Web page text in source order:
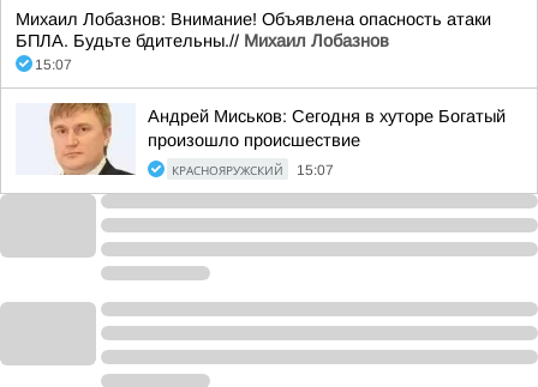
Михаил Лобазнов: Внимание! Объявлена опасность атаки
БПЛА. Будьте бдительны.// Михаил Лобазнов
15:07
Андрей Миськов: Сегодня в хуторе Богатый
произошло происшествие
КРАСНОЯРУЖСКИЙ 15:07